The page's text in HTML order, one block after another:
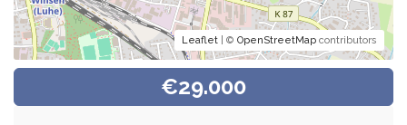
Leaflet | © OpenStreetMap contributors
€29.000